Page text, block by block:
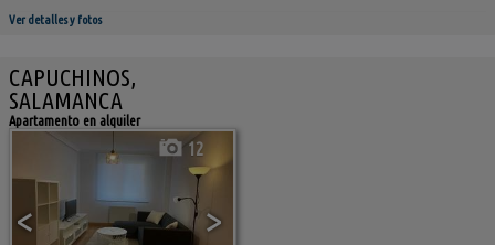
Ver detalles y fotos
CAPUCHINOS,
SALAMANCA
Apartamento en alquiler
< >
12